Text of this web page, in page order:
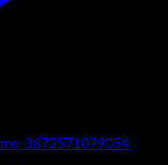
3872571079054